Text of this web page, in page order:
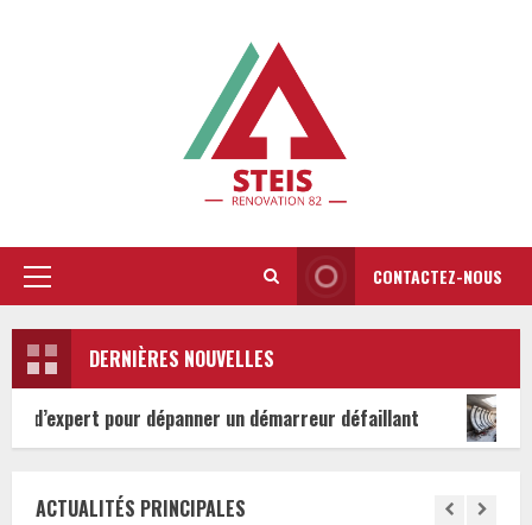
Primary
CONTACTEZ-NOUS
DERNIÈRES NOUVELLES
dépanner un démarreur défaillant Pourquoi
ACTUALITÉS PRINCIPALES